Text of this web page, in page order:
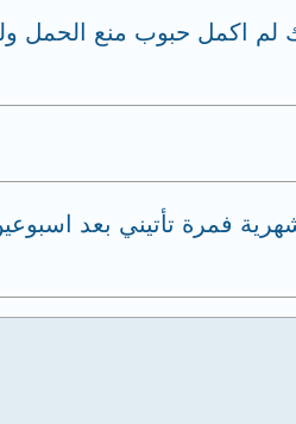
ذلك لم اكمل حبوب منع الحمل
لي خللا في الدورة الشهرية فمرة تأتيني بعد